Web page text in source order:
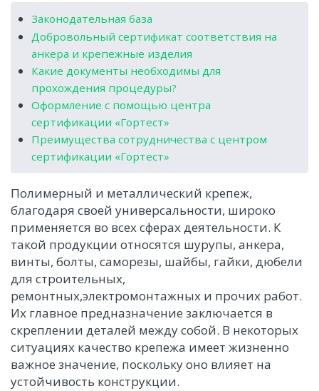
Законодательная база
Добровольный сертификат соответствия на
анкера и крепежные изделия
Какие документы необходимы для
прохождения процедуры?
Оформление с помощью центра
сертификации «Гортест»
Преимущества сотрудничества с центром
сертификации «Гортест»
Полимерный и металлический крепеж,
благодаря своей универсальности, широко
применяется во всех сферах деятельности. К
такой продукции относятся шурупы, анкера,
винты, болты, саморезы, шайбы, гайки, дюбели
для строительных,
ремонтных,электромонтажных и прочих работ.
Их главное предназначение заключается в
скреплении деталей между собой. В некоторых
ситуациях качество крепежа имеет жизненно
важное значение, поскольку оно влияет на
устойчивость конструкции.